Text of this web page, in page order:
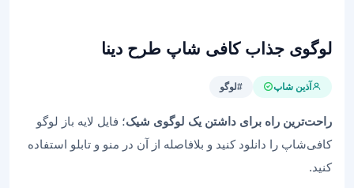
لوگوی جذاب کافی شاپ طرح دینا
آذین شاپ #لوگو
راحت‌ترین راه برای داشتن یک لوگوی شیک؛ فایل لایه باز لوگو
کافی‌شاپ را دانلود کنید و بلافاصله از آن در منو و تابلو استفاده
کنید.